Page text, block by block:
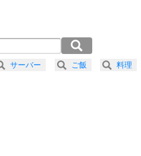
は、怒りを優しさで表現する。
サーバー ご飯 料理